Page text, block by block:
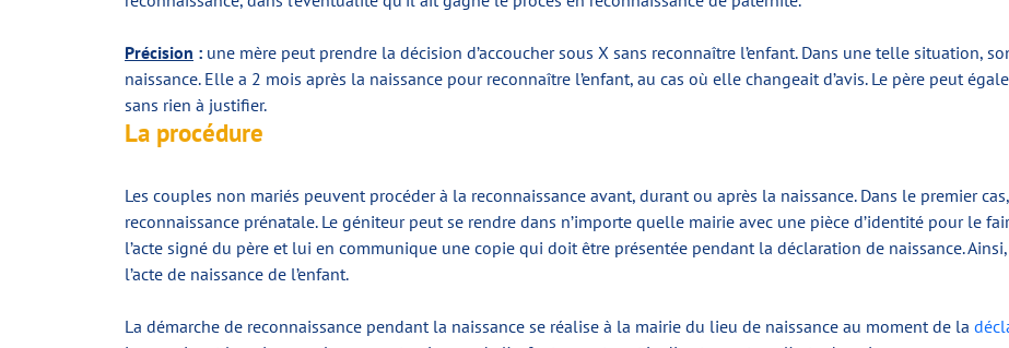
Précision : une mère peut prendre la décision d’accoucher sous X sans reconnaître l’enfant. Dans une telle situation,
naissance. Elle a 2 mois après la naissance pour reconnaître l’enfant, au cas où elle changeait d’avis. Le père peut
sans rien à justifier.
La procédure
Les couples non mariés peuvent procéder à la reconnaissance avant, durant ou après la naissance. Dans le premier
reconnaissance prénatale. Le géniteur peut se rendre dans n’importe quelle mairie avec une pièce d’identité pour le
l’acte signé du père et lui en communique une copie qui doit être présentée pendant la déclaration de naissance.
l’acte de naissance de l’enfant.
La démarche de reconnaissance pendant la naissance se réalise à la mairie du lieu de naissance au moment de la